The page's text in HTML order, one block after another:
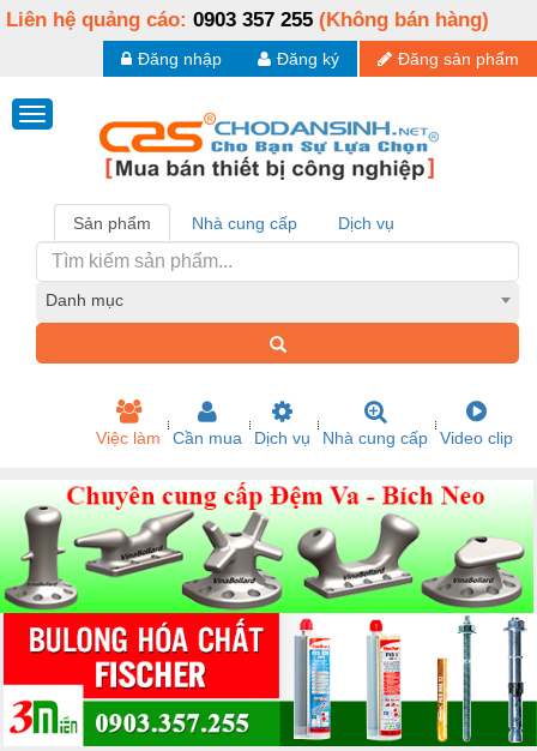
Liên hệ quảng cáo: 0903 357 255 (Không bán hàng)
Đăng sản phẩm
Đăng ký
Đăng nhập
Sản phẩm Nhà cung cấp Dịch vụ
Danh mục
Việc làm Cần mua Dịch vụ Nhà cung cấp Video clip